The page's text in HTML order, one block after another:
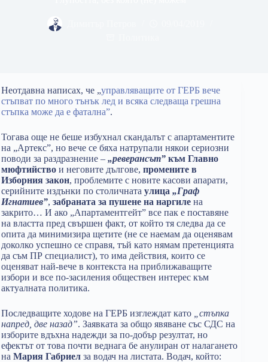
Неотдавна написах, че „управляващите от ГЕРБ вече
стъпват по много тънък лед и всяка следваща грешна
стъпка може да е фатална”.
Тогава още не беше избухнал скандалът с апартаментите
на „Артекс”, но вече се бяха натрупали някои сериозни
поводи за раздразнение – „реверансът” към Главно
мюфтийство и неговите дългове, промените в
Изборния закон, проблемите с новите касови апарати,
серийните издънки по столичната улица „Граф
Игнатиев”, забраната за пушене на наргиле на
закрито… И ако „Апартаментгейт” все пак е поставяне
на властта пред свършен факт, от който тя следва да се
опита да минимизира щетите (не се наемам да оценявам
доколко успешно се справя, тъй като нямам претенцията
да съм ПР специалист), то има действия, които се
оценяват най-вече в контекста на приближаващите
избори и все по-засиления обществен интерес към
актуалната политика.
Последващите ходове на ГЕРБ изглеждат като
„стъпка
напред, две назад”. Заявката за общо явяване със СДС на
изборите вдъхна надежди за по-добър резултат, но
ефектът от това почти веднага бе анулиран от налагането
на Мария Габриел за водач на листата. Водач, който: